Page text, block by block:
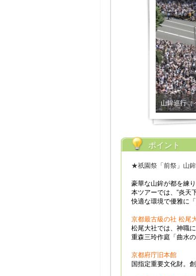
山鉾巡行（
ポイント
★祇園祭「前祭」山
豪華な山鉾が都を練
本ツアーでは、 “炎天
快適な環境で優雅に
京都最古級の社 松尾
松尾大社では、神職
重森三玲作庭「曲水
京都府庁旧本館
国指定重要文化財。創